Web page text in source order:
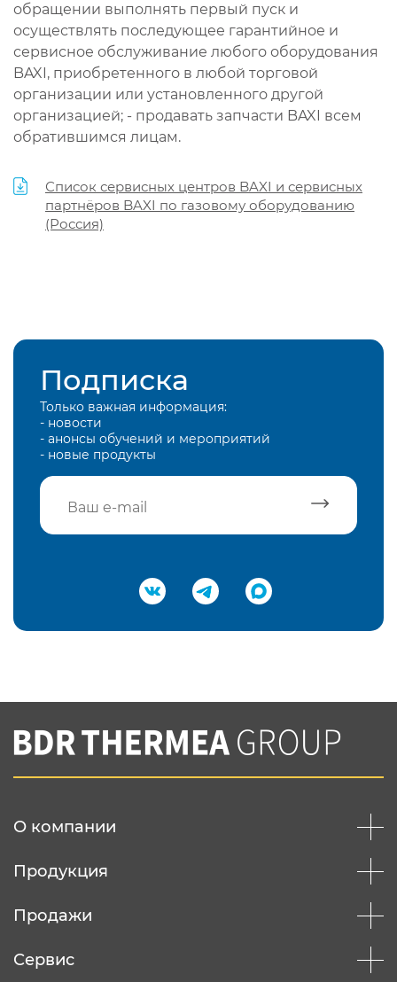
обращении выполнять первый пуск и
осуществлять последующее гарантийное и
сервисное обслуживание любого оборудования
BAXI, приобретенного в любой торговой
организации или установленного другой
организацией; - продавать запчасти BAXI всем
обратившимся лицам.
Список сервисных центров BAXI и сервисных
партнёров BAXI по газовому оборудованию
(Россия)
Подписка
Только важная информация:
- новости
- анонсы обучений и мероприятий
- новые продукты
Подтвердить e-mail
Вы соглашаетесь с нашей политикой
конфеденциальности
О компании
Продукция
Продажи
Сервис